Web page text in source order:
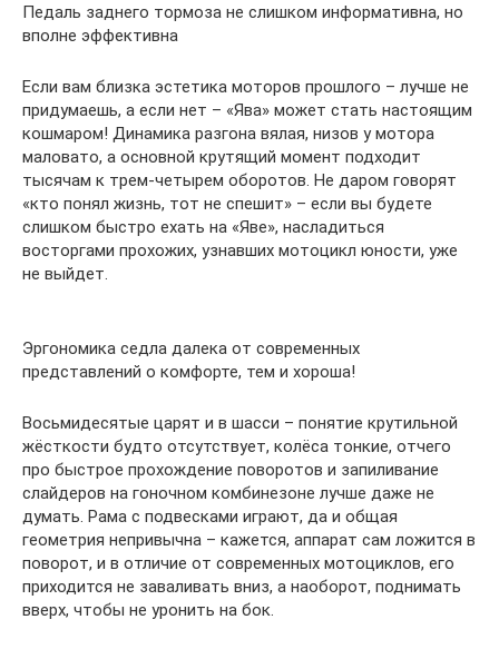
Педаль заднего тормоза не слишком информативна, но
вполне эффективна
Если вам близка эстетика моторов прошлого – лучше не
придумаешь, а если нет – «Ява» может стать настоящим
кошмаром! Динамика разгона вялая, низов у мотора
маловато, а основной крутящий момент подходит
тысячам к трем-четырем оборотов. Не даром говорят
«кто понял жизнь, тот не спешит» – если вы будете
слишком быстро ехать на «Яве», насладиться
восторгами прохожих, узнавших мотоцикл юности, уже
не выйдет.
Эргономика седла далека от современных
представлений о комфорте, тем и хороша!
Восьмидесятые царят и в шасси – понятие крутильной
жёсткости будто отсутствует, колёса тонкие, отчего
про быстрое прохождение поворотов и запиливание
слайдеров на гоночном комбинезоне лучше даже не
думать. Рама с подвесками играют, да и общая
геометрия непривычна – кажется, аппарат сам ложится в
поворот, и в отличие от современных мотоциклов, его
приходится не заваливать вниз, а наоборот, поднимать
вверх, чтобы не уронить на бок.